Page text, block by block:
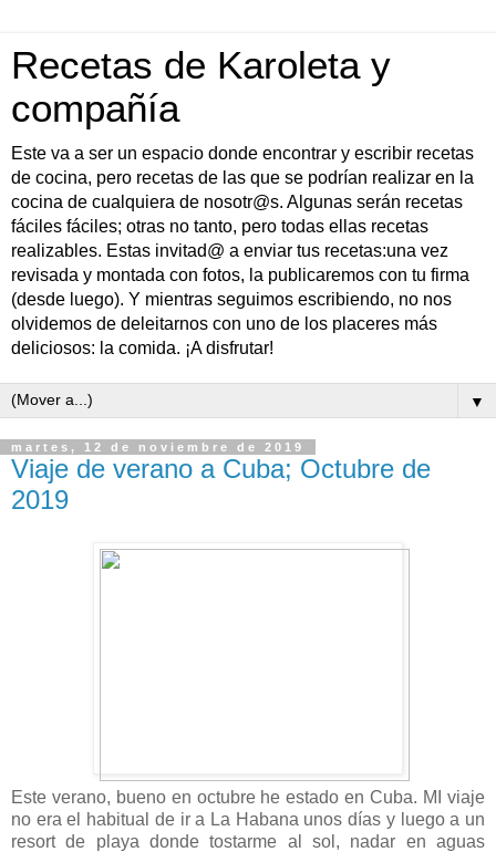
Recetas de Karoleta y
compañía
Este va a ser un espacio donde encontrar y escribir recetas
de cocina, pero recetas de las que se podrían realizar en la
cocina de cualquiera de nosotr@s. Algunas serán recetas
fáciles fáciles; otras no tanto, pero todas ellas recetas
realizables. Estas invitad@ a enviar tus recetas:una vez
revisada y montada con fotos, la publicaremos con tu firma
(desde luego). Y mientras seguimos escribiendo, no nos
olvidemos de deleitarnos con uno de los placeres más
deliciosos: la comida. ¡A disfrutar!
▼
martes, 12 de noviembre de 2019
Viaje de verano a Cuba; Octubre de
2019
Este verano, bueno en octubre he estado en Cuba. MI viaje
no era el habitual de ir a La Habana unos días y luego a un
resort de playa donde tostarme al sol, nadar en aguas